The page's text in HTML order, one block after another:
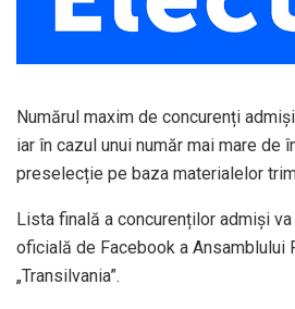
Numărul maxim de concurenți
iar în cazul unui număr mai mare de
preselecție pe baza materialelor
Lista finală a concurenților admiși
oficială de Facebook a Ansamblului
„Transilvania”.